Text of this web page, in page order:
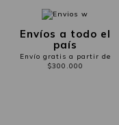
Envíos a todo el
país
Envío gratis a partir de
$300.000